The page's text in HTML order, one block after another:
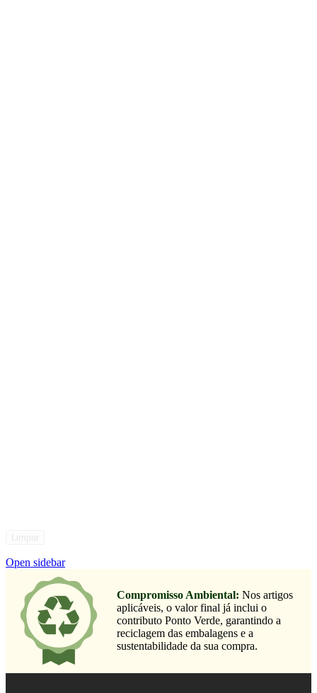
Open sidebar
Compromisso Ambiental: Nos artigos
aplicáveis, o valor final já inclui o
contributo Ponto Verde, garantindo a
reciclagem das embalagens e a
sustentabilidade da sua compra.